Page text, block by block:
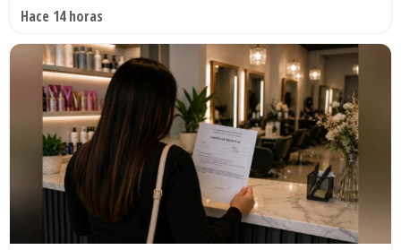
Hace 14 horas